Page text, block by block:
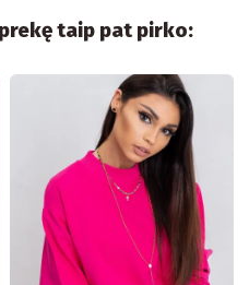
taip pat pirko: